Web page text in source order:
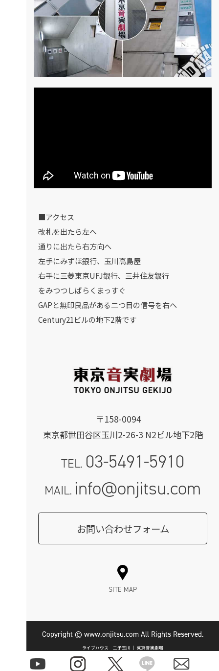
ライブハウス 二子玉川 ｜ 東京音実劇場
〒158-0094
東京都世田谷区玉川2-26-3 N2ビル地下2階
TEL. 03-5491-5910
MAIL. info@onjitsu.com
お問い合わせフォーム
■アクセス
改札を出たら左へ
通りに出たら右方向へ
左手にみずほ銀行、玉川高島屋
右手に三菱東京UFJ銀行、三井住友銀行
をみつつしばらくまっすぐ
GAPと無印良品がある二つ目の信号を右へ
Century21ビルの地下2階です
SITE MAP
Copyright © www.onjitsu.com All Rights Reserved.